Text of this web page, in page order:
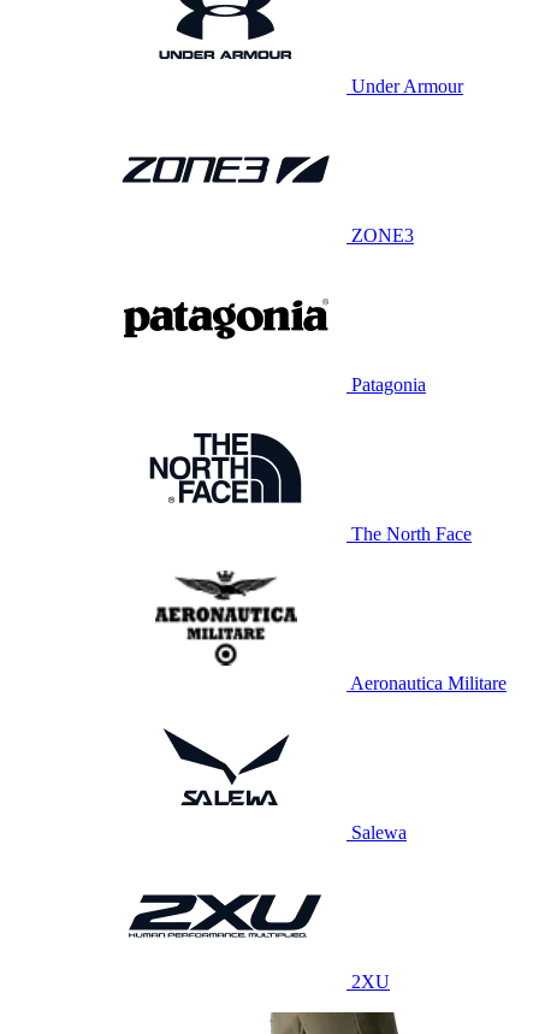
Under Armour
ZONE3
Patagonia
The North Face
Aeronautica Militare
Salewa
2XU